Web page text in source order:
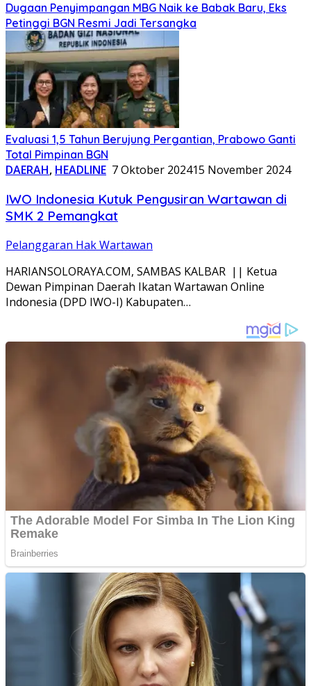
Dugaan Penyimpangan MBG Naik ke Babak Baru, Eks
Petinggi BGN Resmi Jadi Tersangka
Evaluasi 1,5 Tahun Berujung Pergantian, Prabowo Ganti
Total Pimpinan BGN
DAERAH, HEADLINE 7 Oktober 202415 November 2024
IWO Indonesia Kutuk Pengusiran Wartawan di
SMK 2 Pemangkat
Pelanggaran Hak Wartawan
HARIANSOLORAYA.COM, SAMBAS KALBAR || Ketua
Dewan Pimpinan Daerah Ikatan Wartawan Online
Indonesia (DPD IWO-I) Kabupaten…